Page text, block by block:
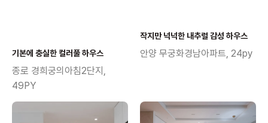
기본에 충실한 컬러풀 하우스
종로 경희궁의아침2단지,
49PY
작지만 넉넉한 내추럴 감성 하우스
안양 무궁화경남아파트, 24py